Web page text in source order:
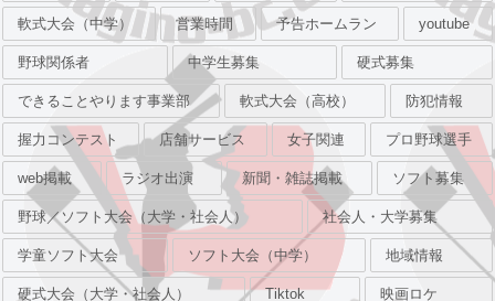
軟式大会（中学） 営業時間 予告ホームラン youtube
野球関係者 中学生募集 硬式募集
できることやります事業部 軟式大会（高校） 防犯情報
握力コンテスト 店舗サービス 女子関連 プロ野球選手
web掲載 ラジオ出演 新聞・雑誌掲載 ソフト募集
野球／ソフト大会（大学・社会人） 社会人・大学募集
学童ソフト大会 ソフト大会（中学） 地域情報
硬式大会（大学・社会人） Tiktok 映画ロケ